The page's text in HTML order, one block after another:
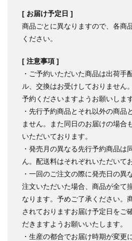
[ お届け予定日 ]
商品ごとに異なりますので、各商
ください。
[ 注意事項 ]
・ご予約いただいた商品は出荷手
ル、交換はお受けしておりません
予約くださいますようお願いします
・先行予約商品とそれ以外の商品
ません。また同日のお届けの場合
いただいております。
・発売月の異なる先行予約商品は
ん。配送料はそれぞれいただいて
・一回のご注文の際に発売日の異
注文いただいた場合、商品が全て
なります。予めご了承ください。
されておりますお届け予定日をご
だきますようお願いいたします。
・生産の都合でお届け時期が変更